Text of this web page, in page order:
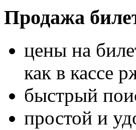
Продажа
цены на
как в кассе
быстрый
простой и